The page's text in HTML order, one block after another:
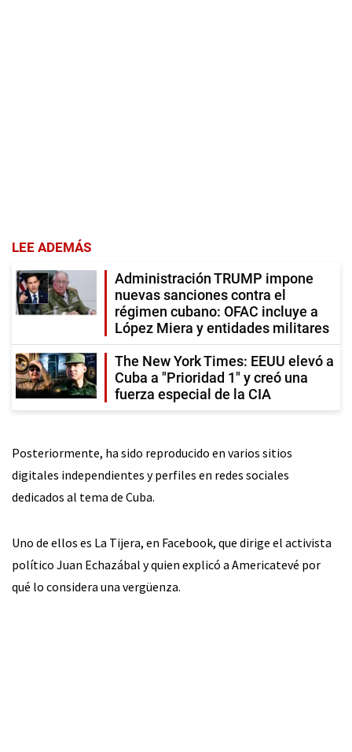
LEE ADEMÁS
Administración TRUMP impone
nuevas sanciones contra el
régimen cubano: OFAC incluye a
López Miera y entidades militares
The New York Times: EEUU elevó a
Cuba a "Prioridad 1" y creó una
fuerza especial de la CIA
Posteriormente, ha sido reproducido en varios sitios
digitales independientes y perfiles en redes sociales
dedicados al tema de Cuba.
Uno de ellos es La Tijera, en Facebook, que dirige el activista
político Juan Echazábal y quien explicó a Americatevé por
qué lo considera una vergüenza.